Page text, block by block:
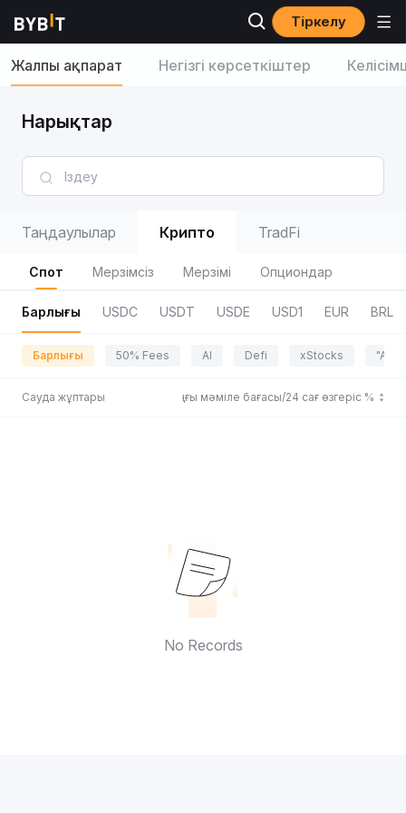
Тіркелу
Жалпы ақпарат Негізгі көрсеткіштер
Нарықтар
Таңдаулылар Крипто TradFi
Спот Мерзімсіз Мерзімі Опциондар
Барлығы USDC USDT USDE USD1 EUR BRL
Барлығы 50% Fees AI Defi xStocks
Сауда жұптары Соңғы мәміле бағасы/24 сағ өзгеріс %
No Records